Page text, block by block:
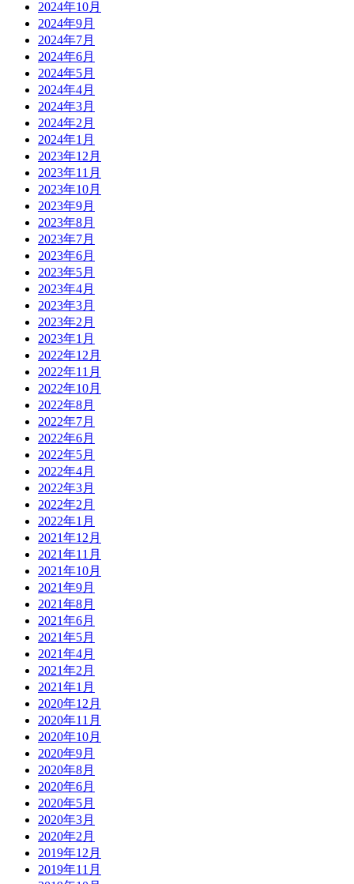
2024年10月
2024年9月
2024年7月
2024年6月
2024年5月
2024年4月
2024年3月
2024年2月
2024年1月
2023年12月
2023年11月
2023年10月
2023年9月
2023年8月
2023年7月
2023年6月
2023年5月
2023年4月
2023年3月
2023年2月
2023年1月
2022年12月
2022年11月
2022年10月
2022年8月
2022年7月
2022年6月
2022年5月
2022年4月
2022年3月
2022年2月
2022年1月
2021年12月
2021年11月
2021年10月
2021年9月
2021年8月
2021年6月
2021年5月
2021年4月
2021年2月
2021年1月
2020年12月
2020年11月
2020年10月
2020年9月
2020年8月
2020年6月
2020年5月
2020年3月
2020年2月
2019年12月
2019年11月